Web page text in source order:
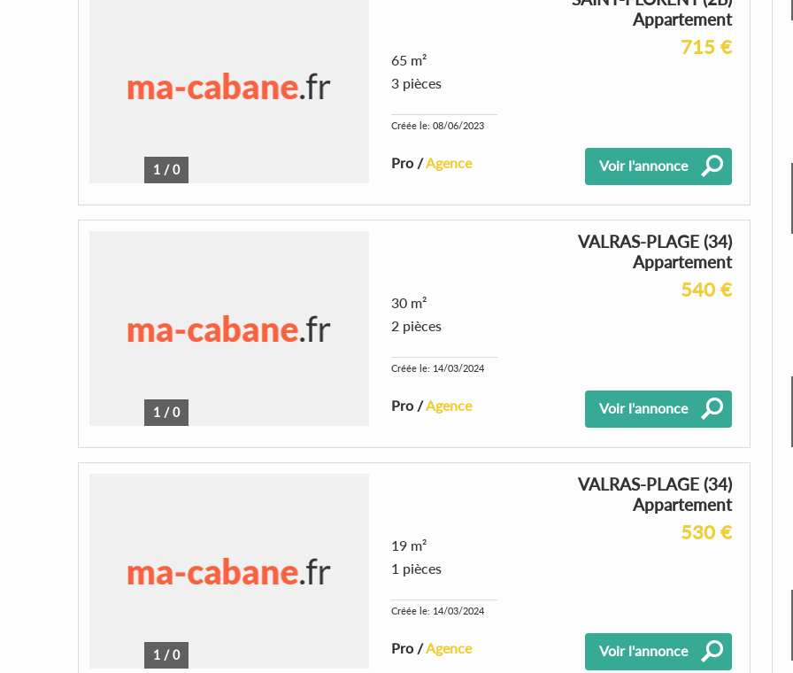
1 /0
Appartement
715 €
65 m²
3 pièces
Créée le: 08/06/2023
Pro /Agence Voir l'annonce
1 /0
VALRAS-PLAGE (34)
Appartement
540 €
30 m²
2 pièces
Créée le: 14/03/2024
Pro /Agence Voir l'annonce
1 /0
VALRAS-PLAGE (34)
Appartement
530 €
19 m²
1 pièces
Créée le: 14/03/2024
Pro /Agence Voir l'annonce